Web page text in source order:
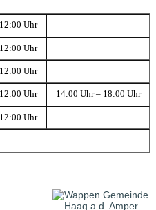
Uhr
Uhr
Uhr
Uhr 14:00 Uhr – 18:00 Uhr
Uhr